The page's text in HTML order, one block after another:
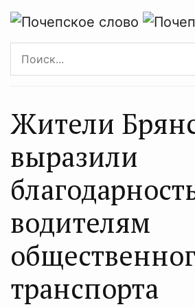
Жители
выразили
водителям
транспорта